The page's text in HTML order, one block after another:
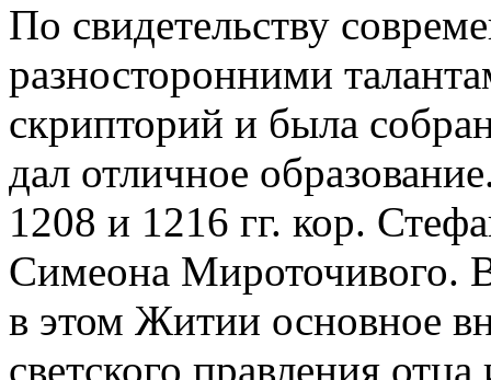
По свидетельству
разносторонними
скрипторий и была
дал отличное
1208 и 1216 гг. кор.
Симеона Мироточивого.
в этом Житии основное
светского правления